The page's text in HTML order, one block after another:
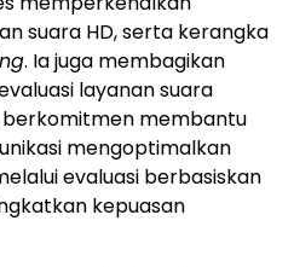
suara HD, serta kerangka
. Ia juga membagikan
layanan suara
berkomitmen membantu
mengoptimalkan
evaluasi berbasiskan
kepuasan